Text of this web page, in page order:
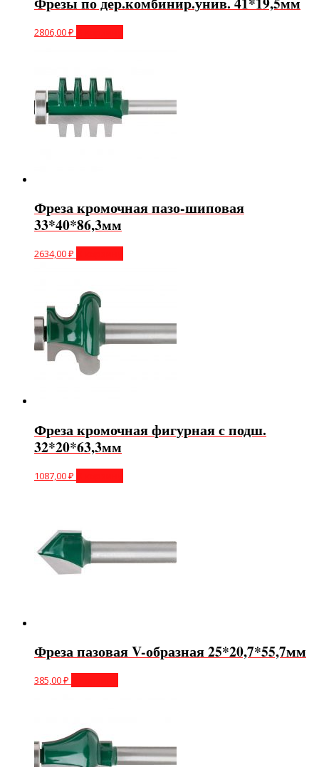
2806,00₽
Фреза кромочная пазо-шиповая
33*40*86,3мм
2634,00₽
Фреза кромочная фигурная с подш.
32*20*63,3мм
1087,00₽
Фреза пазовая V-образная 25*20,7*55,7мм
385,00₽